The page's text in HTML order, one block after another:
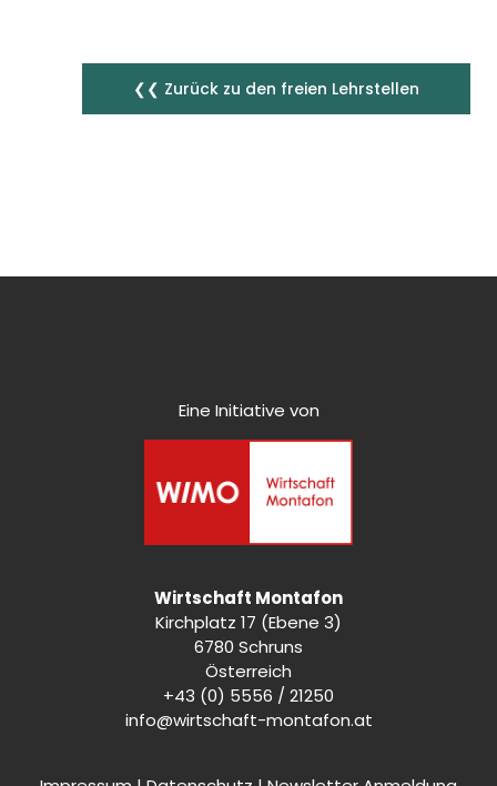
❮❮ Zurück zu den freien Lehrstellen
Eine Initiative von
Wirtschaft Montafon
Kirchplatz 17 (Ebene 3)
6780 Schruns
Österreich
+43 (0) 5556 / 21250
info@wirtschaft-montafon.at